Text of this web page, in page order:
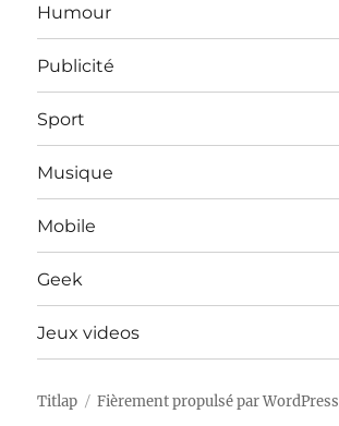
Humour
Publicité
Sport
Musique
Mobile
Geek
Jeux videos
Titlap Fièrement propulsé par WordPress